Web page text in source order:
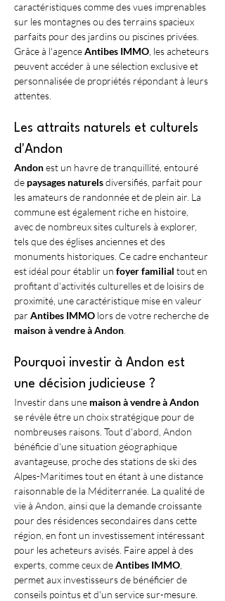
caractéristiques comme des vues imprenables
sur les montagnes ou des terrains spacieux
parfaits pour des jardins ou piscines privées.
Grâce à l'agence Antibes IMMO , les acheteurs
peuvent accéder à une sélection exclusive et
personnalisée de propriétés répondant à leurs
attentes.
Les attraits naturels et culturels
d'Andon
Andon est un havre de tranquillité, entouré
de paysages naturels diversifiés, parfait pour
les amateurs de randonnée et de plein air. La
commune est également riche en histoire,
avec de nombreux sites culturels à explorer,
tels que des églises anciennes et des
monuments historiques. Ce cadre enchanteur
est idéal pour établir un foyer familial tout en
profitant d'activités culturelles et de loisirs de
proximité, une caractéristique mise en valeur
par Antibes IMMO lors de votre recherche de
maison à vendre à Andon
Pourquoi investir à Andon est
une décision judicieuse ?
Investir dans une maison à vendre à Andon
se révèle être un choix stratégique pour de
nombreuses raisons. Tout d'abord, Andon
bénéficie d'une situation géographique
avantageuse, proche des stations de ski des
Alpes-Maritimes tout en étant à une distance
raisonnable de la Méditerranée. La qualité de
vie à Andon, ainsi que la demande croissante
pour des résidences secondaires dans cette
région, en font un investissement intéressant
pour les acheteurs avisés. Faire appel à des
experts, comme ceux de Antibes IMMO
permet aux investisseurs de bénéficier de
conseils pointus et d'un service sur-mesure.